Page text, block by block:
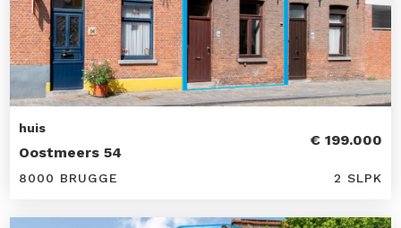
huis
Oostmeers 54
€ 199.000
8000 BRUGGE 2 SLPK